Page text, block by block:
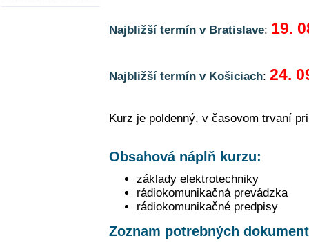
Najbližší termín v Bratislave: 19.
Najbližší termín v Košiciach: 24.
Kurz je poldenný, v časovom trvaní
Obsahová náplň kurzu:
základy elektrotechniky
rádiokomunikačná prevádzka
rádiokomunikačné predpisy
Zoznam potrebných